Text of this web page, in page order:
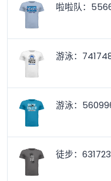
啦啦队：
游泳：
游泳：
徒步：